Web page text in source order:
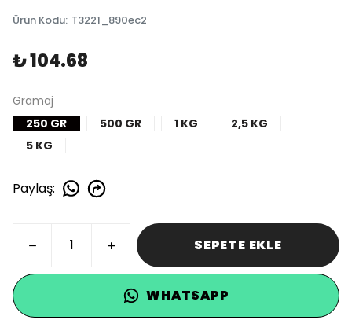
Ürün Kodu: T3221_890ec2
₺ 104.68
Gramaj
250 GR
500 GR 1 KG
2,5 KG
5 KG
Paylaş:
SEPETE EKLE
WHATSAPP